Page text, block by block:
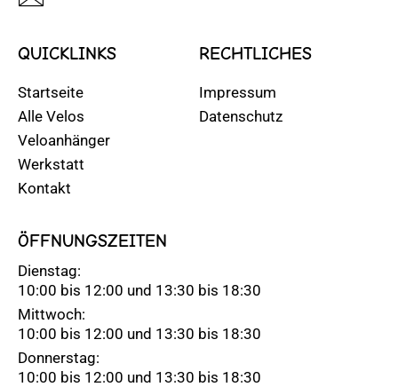
QUICKLINKS
Startseite
Alle Velos
Veloanhänger
Werkstatt
Kontakt
RECHTLICHES
Impressum
Datenschutz
ÖFFNUNGSZEITEN
Dienstag:
10:00 bis 12:00 und 13:30 bis 18:30
Mittwoch:
10:00 bis 12:00 und 13:30 bis 18:30
Donnerstag:
10:00 bis 12:00 und 13:30 bis 18:30